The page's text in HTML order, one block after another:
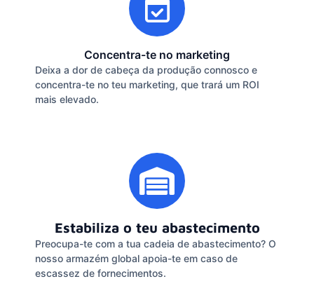
Concentra-te no marketing
Deixa a dor de cabeça da produção connosco e
concentra-te no teu marketing, que trará um ROI
mais elevado.
Estabiliza o teu abastecimento
Preocupa-te com a tua cadeia de abastecimento? O
nosso armazém global apoia-te em caso de
escassez de fornecimentos.